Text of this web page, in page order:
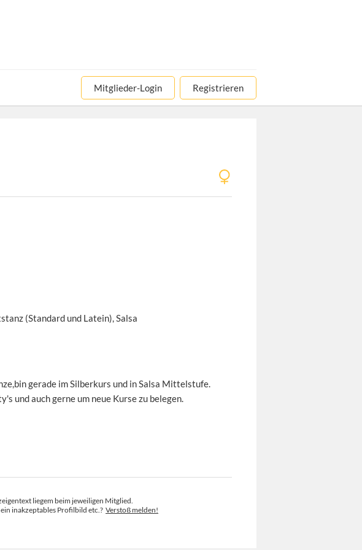
Mitglieder-Login Registrieren
(Standard und Latein), Salsa
gerade im Silberkurs und in Salsa Mittelstufe.
und auch gerne um neue Kurse zu belegen.
liegem beim jeweiligen Mitglied.
inakzeptables Profilbild etc.? Verstoß melden!